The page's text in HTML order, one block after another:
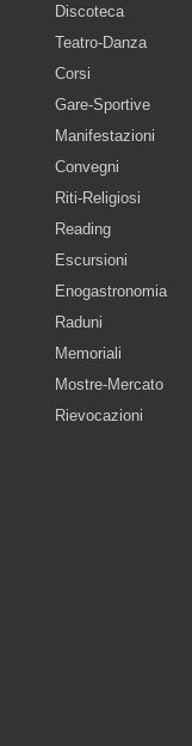
Discoteca
Teatro-Danza
Corsi
Gare-Sportive
Manifestazioni
Convegni
Riti-Religiosi
Reading
Escursioni
Enogastronomia
Raduni
Memoriali
Mostre-Mercato
Rievocazioni